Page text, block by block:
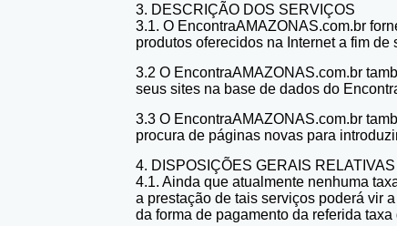
3. DESCRIÇÃO DOS SERVIÇOS
3.1. O EncontraAMAZONAS.com.br
produtos oferecidos na Internet a fim
3.2 O EncontraAMAZONAS.com.br
seus sites na base de dados do
3.3 O EncontraAMAZONAS.com.br
procura de páginas novas para
4. DISPOSIÇÕES GERAIS
4.1. Ainda que atualmente nenhuma
a prestação de tais serviços poderá vir
da forma de pagamento da referida